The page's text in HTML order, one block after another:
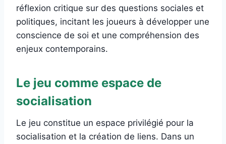
réflexion critique sur des questions sociales et
politiques, incitant les joueurs à développer une
conscience de soi et une compréhension des
enjeux contemporains.
Le jeu comme espace de
socialisation
Le jeu constitue un espace privilégié pour la
socialisation et la création de liens. Dans un